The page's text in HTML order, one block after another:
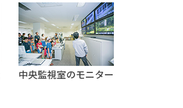
中央監視室のモニター